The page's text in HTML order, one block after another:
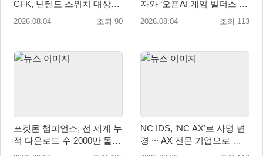
CFK, 닌텐도 스위치 대상
‘여름방학 세일’ 진행!
2026.08.04 조회 90
자와 ‘오픈AI 게임 빌더스 서
울’ 개최
2026.08.04 조회 113
포켓몬 챔피언스, 전 세계 누
적 다운로드 수 2000만 돌
파!
NC IDS, ‘NC AX’로 사명 변
경 ∙∙∙ AX 전문 기업으로 새
출발